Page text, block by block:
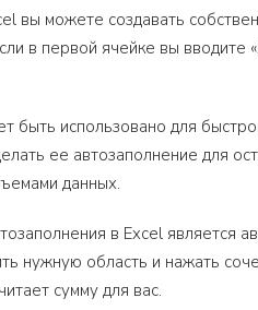
вы можете создавать
в первой ячейке вы вводите
быть использовано для
ее автозаполнение для
данных.
в Excel является
нужную область и нажать
сумму для вас.